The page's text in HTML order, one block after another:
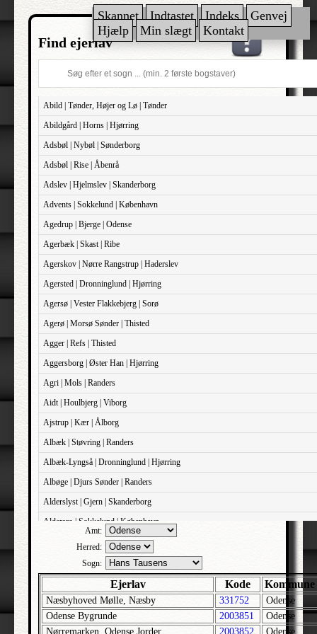
Skannet Indtastet Indeks
Genvej
Hjælp
Min slægt Kontakt
Find ejerlav
Abild | Tønder, Højer og Lø | Tønder
Abildgård | Horns | Hjørring
Adsbøl | Nybøl | Sønderborg
Adsbøl | Rise | Åbenrå
Adslev | Hjelmslev | Skanderborg
Advents | Sokkelund | København
Agedrup | Bjerge | Odense
Agerbæk | Skast | Ribe
Agerskov | Nørre Rangstrup | Haderslev
Agersted | Dronninglund | Hjørring
Agersø | Vester Flakkebjerg | Sorø
Agerø | Morsø Sønder | Thisted
Agger | Refs | Thisted
Aggersborg | Øster Han | Hjørring
Agri | Mols | Randers
Aidt | Houlbjerg | Viborg
Ajstrup | Kær | Ålborg
Albæk | Støvring | Randers
Albæk-Lyngså | Dronninglund | Hjørring
Albøge | Djurs Sønder | Randers
Alderslyst | Gjern | Skanderborg
Aldersro | Sokkelund | København
Allehelgens | Sokkelund | København
Aller | Sønder Tyrstrup | Haderslev
Allerslev | Bårse | Præstø
Allerslev | Voldborg | Roskilde
Allerup | Åsum | Odense
Amt:
Herred:
Sogn:
Ejerlav Kode Kommune
Næsbyhoved Mølle, Næsby 331752
Odense
Odense Bygrunde
2003851
Odense
Nørremarken, Odense Jorder
2003852 Odense